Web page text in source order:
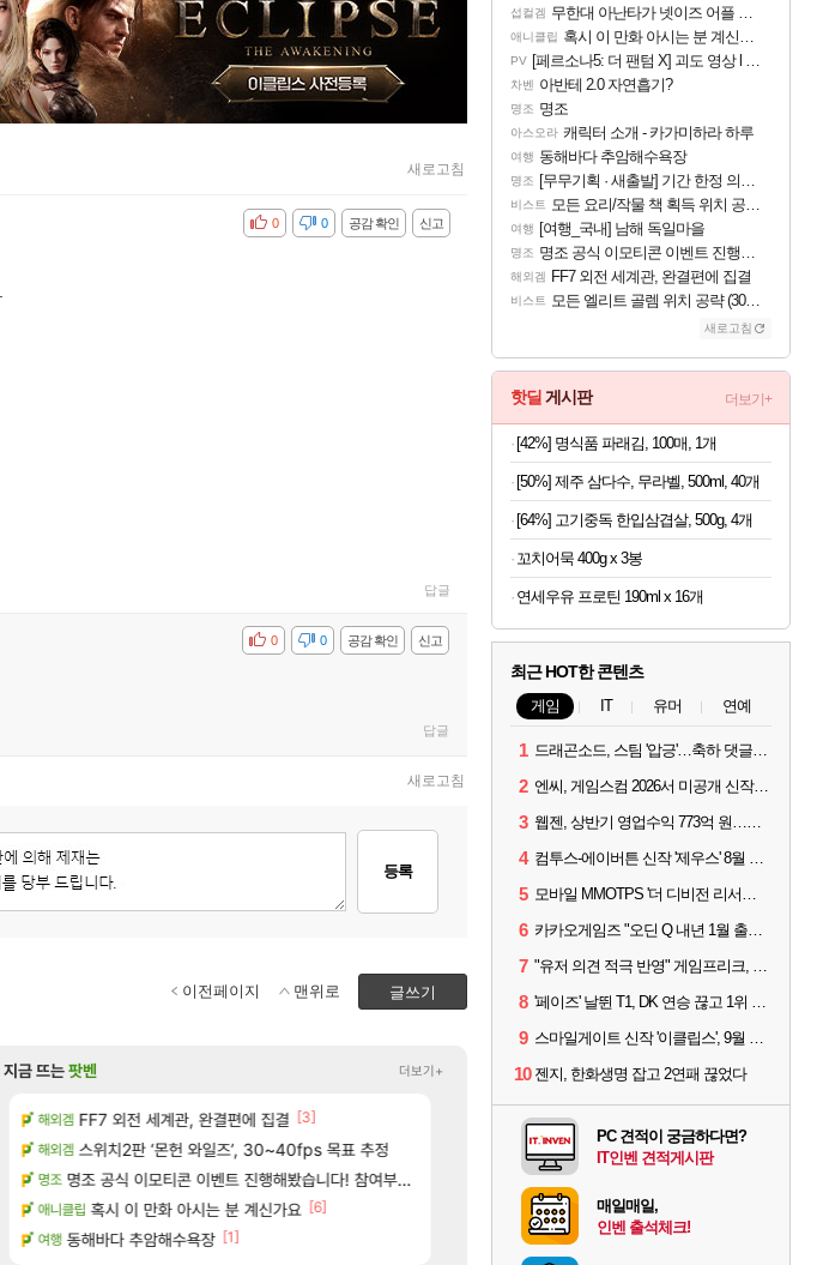
새로고침
신고
공감 확인
비공감 0
0
답글
신고
공감 확인
비공감 0
0
답글
새로고침
등록
글쓰기
이전페이지 맨위로
메이플 현재 나무위키 실검 1위인 김규원 [80]
로아 골드 파는 게 왜 쌀숭이임? [191]
검은사막 대충 연구소요약 [5]
메이플 ㅇㅂ)진짜 개웃기네 ㅋㅋ [47]
검은사막 풍풍풍 군왕주차가 씹이득 가성비라고 ????
아니 뭔 샤타 안 나왔다고 진짜 화내는 사람도 있네
파리바게트 본사에서 연락왔음 [132]
썬데이가 샤타가 아닌 큰 이유는 경매장 불안정때문일듯
씨발 컬프프 클릭 미스낫네
도와주세요..! [7]
지금 뜨는팟벤 더보기+
해외겜 FF7 외전 세계관, 완결편에 집결 [3]
해외겜 스위치2판 ‘몬헌 와일즈’, 30~40fps 목표 추정
명조 명조 공식 이모티콘 이벤트 진행해봤습니다! 참여부터 추첨까지????
애니클립 혹시 이 만화 아시는 분 계신가요 [6]
여행 동해바다 추암해수욕장 [1]
중국 CXMT, D램 매출 점유율 7%…글로벌 4위로 부상
AI발 원가 압박, 메인보드값 오르나
리싱크드 리싱크드 1.06 패치노트 (8/5)
메모리 3사, 2027년 생산분 완판?
아스오라 아사쿠라 마이 성우 정보 및 주요 필모
섭컬겜 무한대 아난타가 넷이즈 어플 달력에 일정 등록
애니클립 혹시 이 만화 아시는 분 계신가요
PV [페르소나5: 더 팬텀 X] 괴도 영상 l 타카마키 안·댄싱 스타
차벤 아반테 2.0 자연흡기?
명조 명조
아스오라 캐릭터 소개 - 카가미하라 하루
여행 동해바다 추암해수욕장
명조 [무무기획 · 새출발] 기간 한정 의뢰 이벤트
비스트 모든 요리/작물 책 획득 위치 공략 (36개) - 미식가 도전과제
여행 [여행_국내] 남해 독일마을
명조 명조 공식 이모티콘 이벤트 진행해봤습니다! 참여부터 추첨까지????
해외겜 FF7 외전 세계관, 완결편에 집결
비스트 모든 엘리트 골렘 위치 공략 (30개) - 방랑 결투가
새로고침
핫딜 게시판 더보기+
[42%] 명식품 파래김, 100매, 1개
[50%] 제주 삼다수, 무라벨, 500ml, 40개
[64%] 고기중독 한입삼겹살, 500g, 4개
꼬치어묵 400g x 3봉
연세우유 프로틴 190ml x 16개
최근 HOT한 콘텐츠
게임 IT 유머 연예
1 드래곤소드, 스팀 '압긍'…축하 댓글 달고 게임 코드 받자!
2 엔씨, 게임스컴 2026서 미공개 신작 최초 공개
3 웹젠, 상반기 영업수익 773억 원…순이익 89% 증가
4 컴투스-에이버튼 신작 '제우스' 8월 26일 출시…"모두를 위한 경쟁"
5 모바일 MMOTPS '더 디비전 리서전스', 6일 스팀에도 출시
6 카카오게임즈 "오딘 Q 내년 1월 출시, 연기는 없다"
7 "유저 의견 적극 반영" 게임프리크, 비스트 오브 리인카네이션 개선 나선다
8 '페이즈' 날뛴 T1, DK 연승 끊고 1위 지켜
9 스마일게이트 신작 '이클립스', 9월 10일 정식 출시
10 젠지, 한화생명 잡고 2연패 끊었다
PC 견적이 궁금하다면?
IT인벤 견적게시판
매일매일,
인벤 출석체크!